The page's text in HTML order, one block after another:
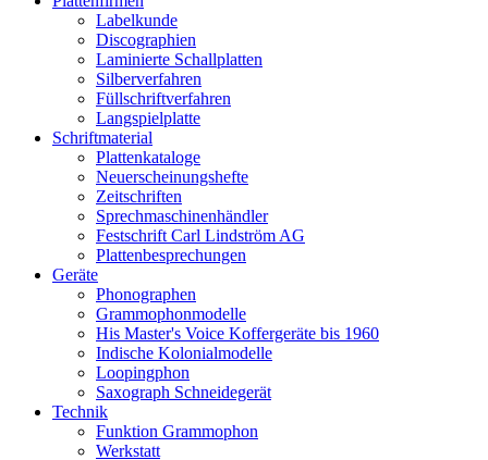
Labelkunde
Discographien
Laminierte Schallplatten
Silberverfahren
Füllschriftverfahren
Langspielplatte
Schriftmaterial
Plattenkataloge
Neuerscheinungshefte
Zeitschriften
Sprechmaschinenhändler
Festschrift Carl Lindström AG
Plattenbesprechungen
Geräte
Phonographen
Grammophonmodelle
His Master's Voice Koffergeräte bis 1960
Indische Kolonialmodelle
Loopingphon
Saxograph Schneidegerät
Technik
Funktion Grammophon
Werkstatt